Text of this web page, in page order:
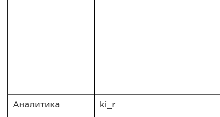
Аналитика ki_r